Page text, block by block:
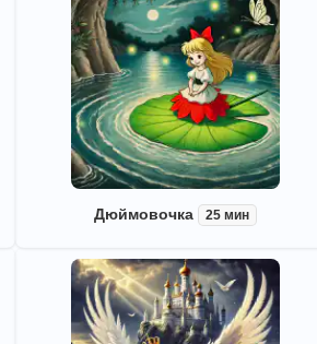
Дюймовочка 25 мин